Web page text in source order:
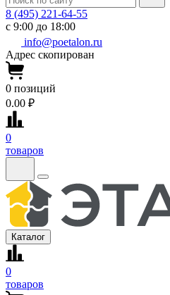
8 (495) 221-64-55
с 9:00 до 18:00
info@poetalon.ru
Адрес скопирован
0 позиций
0.00 ₽
0
товаров
Каталог
0
товаров